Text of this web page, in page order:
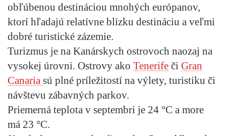
obľúbenou destináciou mnohých európanov,
ktorí hľadajú relatívne blízku destináciu a veľmi
dobré turistické zázemie.
Turizmus je na Kanárskych ostrovoch naozaj na
vysokej úrovni. Ostrovy ako Tenerife či Gran
Canaria sú plné príležitostí na výlety, turistiku či
návštevu zábavných parkov.
Priemerná teplota v septembri je 24 °C a more
má 23 °C.